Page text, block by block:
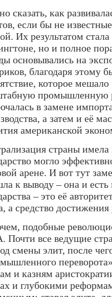
сказать, как
если бы не
Их результатом
но и полное
основывались на
благодаря этому
которое мешало
промышленную
в замене
а затем и её
американской
страны
могло
арене. И вот тут
к выводу – она и есть
– это её
а средство достижения
подобные
все ведущие
смены элит, после
и казням
и глубокими